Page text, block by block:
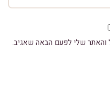
והאתר שלי לפעם הבאה שאגיב.